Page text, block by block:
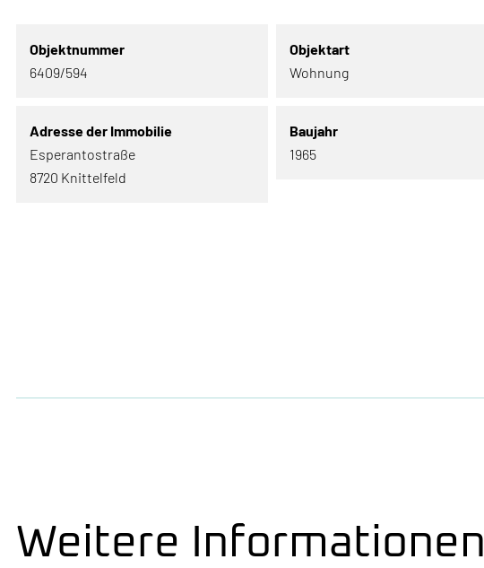
Objektnummer
6409/594
Adresse der Immobilie
Esperantostraße
8720 Knittelfeld
Objektart
Wohnung
Baujahr
1965
Weitere Informationen